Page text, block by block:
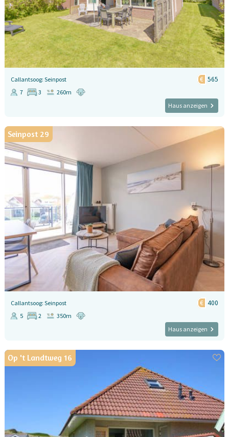
Callantsoog: Seinpost 565
7 3
260m
Haus anzeigen
Seinpost 29
Callantsoog: Seinpost 400
5 2
350m
Haus anzeigen
Op 't Landtweg 16